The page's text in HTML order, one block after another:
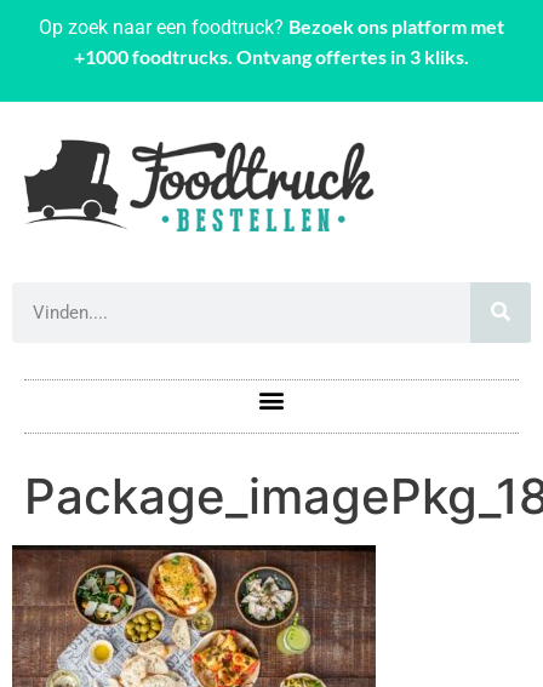
Op zoek naar een foodtruck? Bezoek ons platform met
+1000 foodtrucks. Ontvang offertes in 3 kliks.